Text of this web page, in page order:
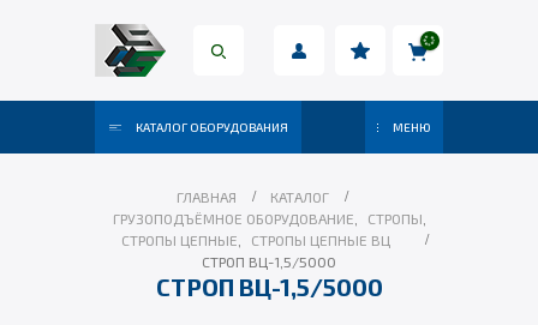
КАТАЛОГ ОБОРУДОВАНИЯ МЕНЮ
ГЛАВНАЯ
КАТАЛОГ
ГРУЗОПОДЪЁМНОЕ ОБОРУДОВАНИЕ
СТРОПЫ
СТРОПЫ ЦЕПНЫЕ
СТРОПЫ ЦЕПНЫЕ ВЦ
СТРОП ВЦ-1,5/5000
СТРОП ВЦ-1,5/5000